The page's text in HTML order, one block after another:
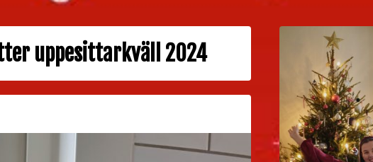
julklappstips, julkalendrar, adventskalendrar , julpyssel och julrecept!
uppesittarkväll 2024